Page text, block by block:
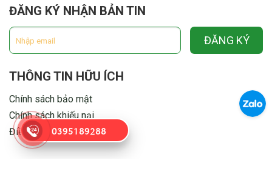
0395189288
ĐĂNG KÝ NHẬN BẢN TIN
ĐĂNG KÝ
THÔNG TIN HỮU ÍCH
Chính sách bảo mật
Chính sách khiếu nại
Điều khoản & Điều kiện